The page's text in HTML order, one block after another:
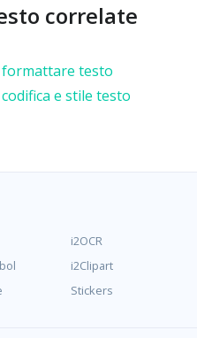
correlate
testo
e stile testo
i2OCR
i2Clipart
Stickers